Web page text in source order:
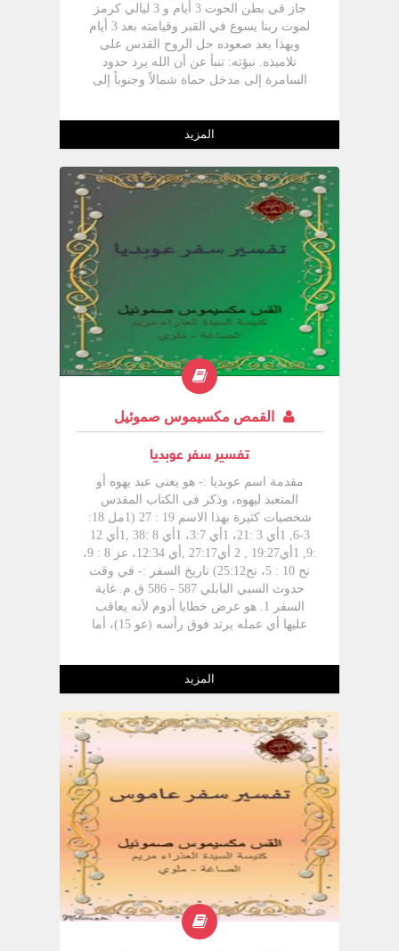
جاز في بطن الحوت 3 أيام و 3 ليالي كرمز
لموت ربنا يسوع في القبر وقيامته بعد 3 أيام
وبهذا بعد صعوده حل الروح القدس على
تلاميذه. نبؤته: تنبأ عن أن الله يرد حدود
السامرة إلى مدخل حماة شمالاً وجنوباً إلى
للمملكة الشمالية ( 825 - 784 ق.م) وكان
معاصراً لعاموس النبي.عاش في جت حافر في
الجليل كتب نبوته بعد عودته من نينوى. يونان
في التقليد اليهودي :- هو ابن أرملة صرفة صيدا
الذي أقامه إيليا من الموت. فكان أممياً من
ناحية والدته ولهذا بعثه الله إلى نينوى الأممية.
المزيد
القمص مكسيموس صموئيل
تفسير سفر عوبديا
مقدمة اسم عوبديا :- هو يعنى عبد يهوه أو
المتعبد ليهوه، وذكر فى الكتاب المقدس
شخصيات كثيرة بهذا الاسم 19 : 27 (1مل 18:
3-6, 1أي 3 :21، 1أي 3:7، 1أي 8 :38 ,1أي 12
:9, 1أي19:27 , 2 أي27:17 ,أي 12:34، عز 8 : 9،
نح 10 : 5، نح25:12) تاريخ السفر :- في وقت
حدوث السبي البابلي 587 - 586 ق.م. غاية
السفر 1. هو عرض خطايا أدوم لأنه يعاقب
عليها أي عمله يرتد فوق رأسه (عو 15)، أما
سفر الرجاء بالنسبة لأورشليم فإن سمح الله
لها بالتأديب بالسبى لكنها تعود وتصير منارة
روحية وميراث أبدى. 3 تملك الله أي تملك الله
المزيد